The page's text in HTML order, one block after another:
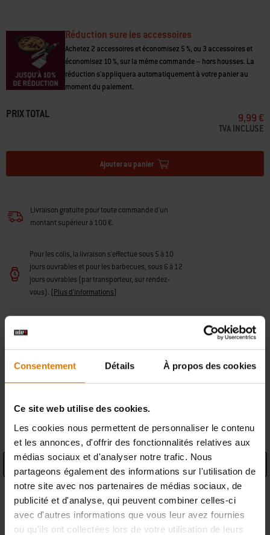
Consentement Détails À propos des cookies
Ce site web utilise des cookies.
Les cookies nous permettent de personnaliser le contenu
et les annonces, d'offrir des fonctionnalités relatives aux
médias sociaux et d'analyser notre trafic. Nous
partageons également des informations sur l'utilisation de
notre site avec nos partenaires de médias sociaux, de
publicité et d'analyse, qui peuvent combiner celles-ci
avec d'autres informations que vous leur avez fournies
ou qu'ils ont collectées lors de votre utilisation de leurs
• Lot de 2 pinces porte-accessoires repositionnables
• Se clipse sur le rail latéral Weber Works sur les barbecues Weber®
compatibles
• Garde les ustensiles comme les gants de barbecue et les serviettes à
• Libère de l’espace sur la tablette latérale
• Maintient fermement et permet de dégager facilement les objets
• Utilizable sur les modèles équipés d’un rail latéral Weber Works.
Réduction sure les accessoires
Achetez 2 accessoires et économisez 5 %, ou 3 accessoires et
économisez 10 %, sur la même commande – hors housses. La
réduction s'appliquera automatiquement à votre panier au
moment du paiement.
PRIX TOTAL 9,99 €
TVA INCLUSE
Ajouter au panier
Livraison gratuite pour toute commande d'un
montant supérieur à 100 €.
Pour les colis, la livraison s'effectue sous 5 à 10
jours ouvrables et pour les barbecues, sous 6 à 12
jours ouvrables (par transporteur, sur rendez-
vous). (Plus d'informations)
Trouver un revendeur
CARACTÉRISTIQUES
Caractéristiques produit
Informations du fabricant